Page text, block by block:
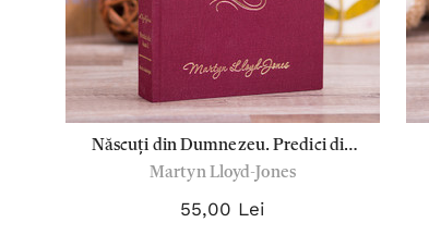
Născuți din Dumnezeu. Predici din
Ioan 1
Martyn Lloyd-Jones
55,00 Lei